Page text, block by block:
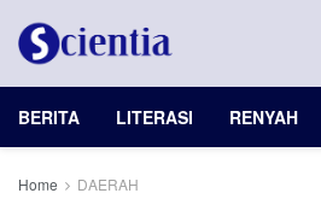
BERITA LITERASI RENYAH
Home DAERAH